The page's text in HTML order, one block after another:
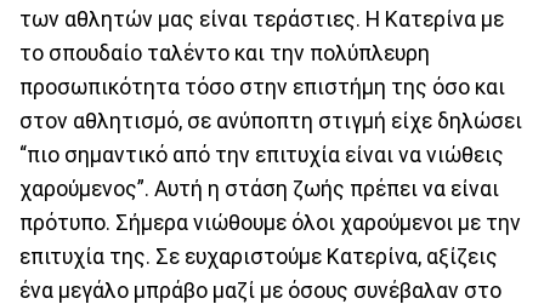
των αθλητών μας είναι τεράστιες. Η Κατερίνα με
το σπουδαίο ταλέντο και την πολύπλευρη
προσωπικότητα τόσο στην επιστήμη της όσο και
στον αθλητισμό, σε ανύποπτη στιγμή είχε δηλώσει
“πιο σημαντικό από την επιτυχία είναι να νιώθεις
χαρούμενος”. Αυτή η στάση ζωής πρέπει να είναι
πρότυπο. Σήμερα νιώθουμε όλοι χαρούμενοι με την
επιτυχία της. Σε ευχαριστούμε Κατερίνα, αξίζεις
ένα μεγάλο μπράβο μαζί με όσους συνέβαλαν στο